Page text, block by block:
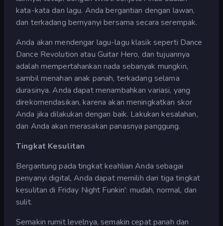
kata-kata dan lagu. Anda bergantian dengan lawan,
dan terkadang bernyanyi bersama secara serempak.
Anda akan mendengar lagu-lagu klasik seperti Dance
Dance Revolution atau Guitar Hero, dan tujuannya
adalah mempertahankan nada sebanyak mungkin,
sambil menahan anak panah, terkadang selama
durasinya. Anda dapat menambahkan variasi, yang
direkomendasikan, karena akan meningkatkan skor
Anda jika dilakukan dengan baik. Lakukan kesalahan,
dan Anda akan merasakan panasnya panggung.
Tingkat Kesulitan
Bergantung pada tingkat keahlian Anda sebagai
penyanyi digital, Anda dapat memilih dari tiga tingkat
kesulitan di Friday Night Funkin': mudah, normal, dan
sulit.
Semakin rumit levelnya, semakin cepat panah dan